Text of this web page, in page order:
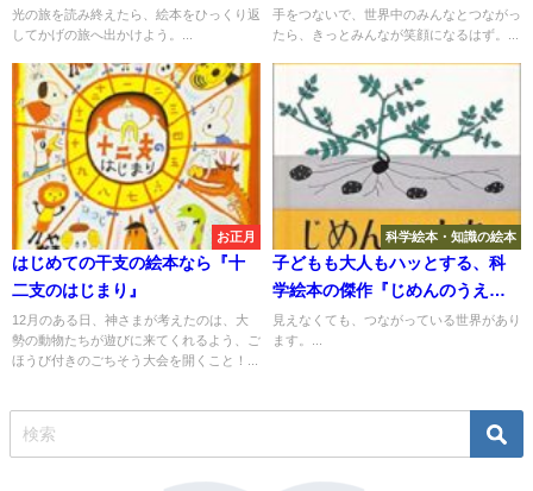
旅』
光の旅を読み終えたら、絵本をひっくり返
してかげの旅へ出かけよう。...
手をつないで、世界中のみんなとつながっ
たら、きっとみんなが笑顔になるはず。...
お正月
はじめての干支の絵本なら『十
二支のはじまり』
12月のある日、神さまが考えたのは、大
勢の動物たちが遊びに来てくれるよう、ご
ほうび付きのごちそう大会を開くこと！...
科学絵本・知識の絵本
子どもも大人もハッとする、科
学絵本の傑作『じめんのうえと
じめんのした』
見えなくても、つながっている世界があり
ます。...